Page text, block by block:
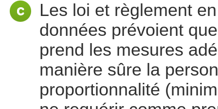
Les loi et règlement
données prévoient
prend les mesures
manière sûre la
proportionnalité